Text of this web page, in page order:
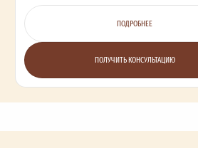
ПОДРОБНЕЕ
ПОЛУЧИТЬ КОНСУЛЬТАЦИЮ